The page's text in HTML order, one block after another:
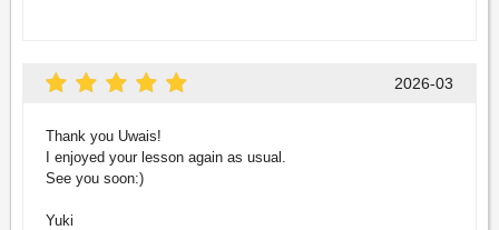
2026-03
Thank you Uwais!
I enjoyed your lesson again as usual.
See you soon:)
Yuki